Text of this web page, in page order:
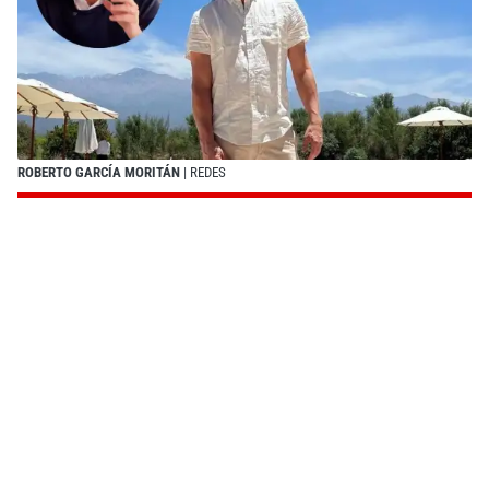
ROBERTO GARCÍA MORITÁN | REDES